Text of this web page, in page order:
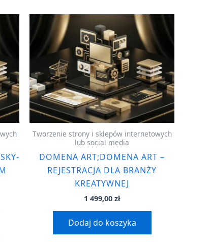
Tworzenie strony i sklepów internetowych
lub social media
DOMENA ART;DOMENA ART –
REJESTRACJA DLA BRANŻY
KREATYWNEJ
1 499,00 zł
Dodaj do koszyka